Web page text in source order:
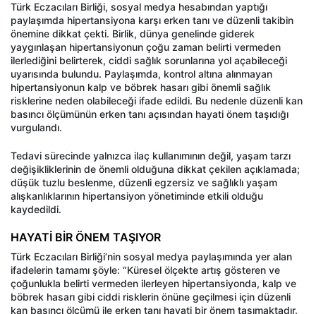
Türk Eczacıları Birliği, sosyal medya hesabından yaptığı
paylaşımda hipertansiyona karşı erken tanı ve düzenli takibin
önemine dikkat çekti. Birlik, dünya genelinde giderek
yaygınlaşan hipertansiyonun çoğu zaman belirti vermeden
ilerlediğini belirterek, ciddi sağlık sorunlarına yol açabileceği
uyarısında bulundu. Paylaşımda, kontrol altına alınmayan
hipertansiyonun kalp ve böbrek hasarı gibi önemli sağlık
risklerine neden olabileceği ifade edildi. Bu nedenle düzenli kan
basıncı ölçümünün erken tanı açısından hayati önem taşıdığı
vurgulandı.
Tedavi sürecinde yalnızca ilaç kullanımının değil, yaşam tarzı
değişikliklerinin de önemli olduğuna dikkat çekilen açıklamada;
düşük tuzlu beslenme, düzenli egzersiz ve sağlıklı yaşam
alışkanlıklarının hipertansiyon yönetiminde etkili olduğu
kaydedildi.
HAYATİ BİR ÖNEM TAŞIYOR
Türk Eczacıları Birliği’nin sosyal medya paylaşımında yer alan
ifadelerin tamamı şöyle: “Küresel ölçekte artış gösteren ve
çoğunlukla belirti vermeden ilerleyen hipertansiyonda, kalp ve
böbrek hasarı gibi ciddi risklerin önüne geçilmesi için düzenli
kan basıncı ölçümü ile erken tanı hayati bir önem taşımaktadır.